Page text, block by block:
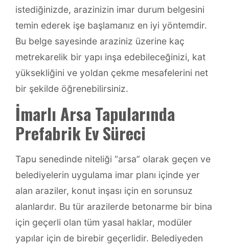
istediğinizde, arazinizin imar durum belgesini
temin ederek işe başlamanız en iyi yöntemdir.
Bu belge sayesinde araziniz üzerine kaç
metrekarelik bir yapı inşa edebileceğinizi, kat
yüksekliğini ve yoldan çekme mesafelerini net
bir şekilde öğrenebilirsiniz.
İmarlı Arsa Tapularında
Prefabrik Ev Süreci
Tapu senedinde niteliği “arsa” olarak geçen ve
belediyelerin uygulama imar planı içinde yer
alan araziler, konut inşası için en sorunsuz
alanlardır. Bu tür arazilerde betonarme bir bina
için geçerli olan tüm yasal haklar, modüler
yapılar için de birebir geçerlidir. Belediyeden